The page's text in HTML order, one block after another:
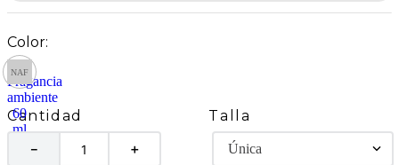
Cantidad
＋
－
Talla
Única